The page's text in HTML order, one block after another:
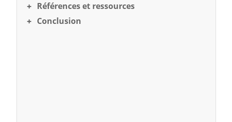
Références et ressources
Conclusion